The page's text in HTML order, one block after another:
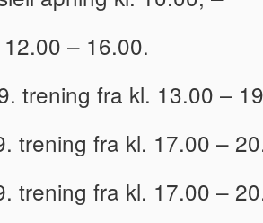
– 16.00.
trening fra kl. 13.00 –
trening fra kl. 17.00 –
trening fra kl. 17.00 –